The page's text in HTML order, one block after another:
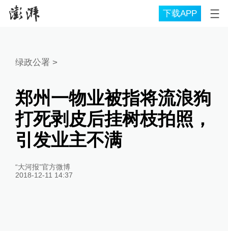
下载APP
绿政公署 >
郑州一物业被指将流浪狗
打死剥皮后挂树枝拍照，
引发业主不满
“大河报”官方微博
2018-12-11 14:37